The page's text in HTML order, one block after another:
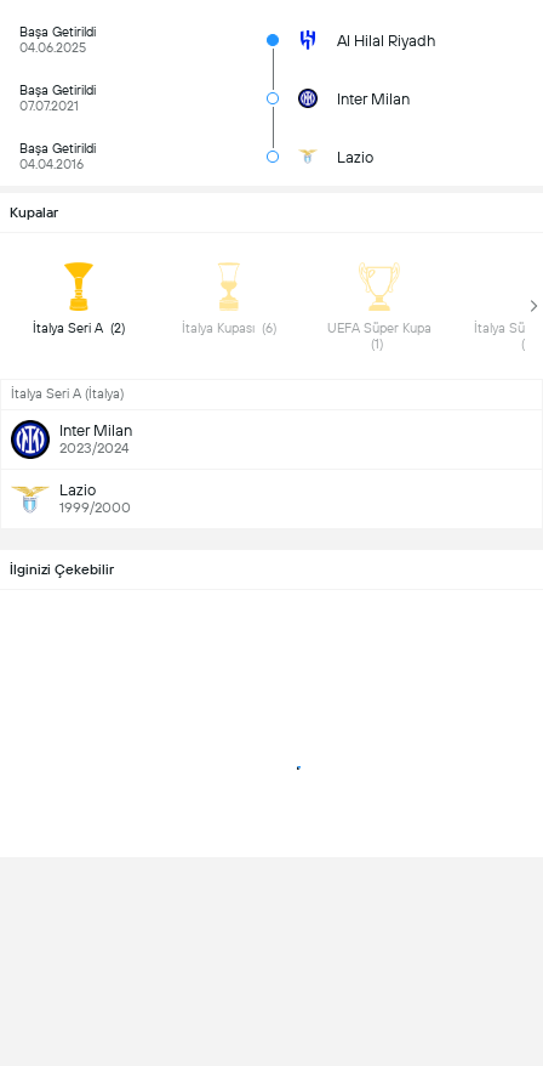
Başa Getirildi
04.06.2025
Al Hilal Riyadh
Başa Getirildi
07.07.2021
Inter Milan
Başa Getirildi
04.04.2016
Lazio
Kupalar
İtalya Seri A  (2) İtalya Kupası  (6)
UEFA Süper Kupa
İtalya
İtalya Seri A (İtalya)
Inter Milan
2023/2024
Lazio
1999/2000
İlginizi Çekebilir